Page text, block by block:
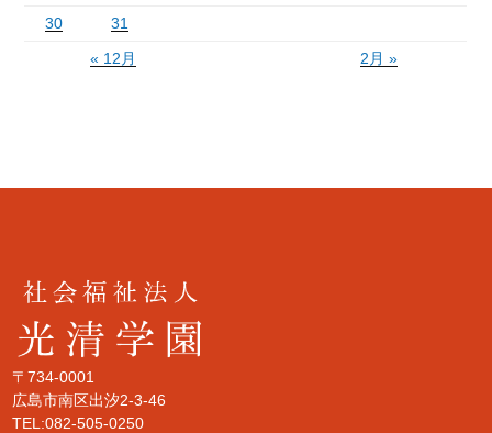
30
31
« 12月
2月 »
〒734-0001
広島市南区出汐2-3-46
TEL:082-505-0250